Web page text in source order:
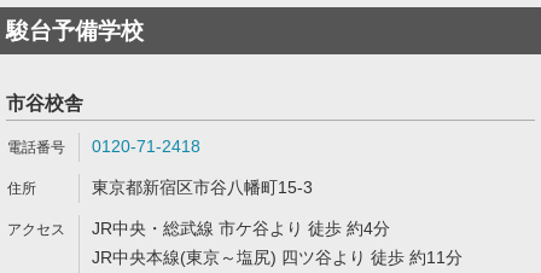
駿台予備学校
市谷校舎
0120-71-2418
東京都新宿区市谷八幡町15-3
JR中央・総武線 市ケ谷より 徒歩 約4分
JR中央本線(東京～塩尻) 四ツ谷より 徒歩 約11分